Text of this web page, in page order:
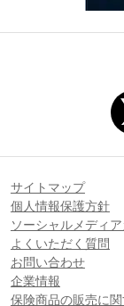
サイトマップ
個人情報保護方針
ソーシャルメディ
よくいただく質問
お問い合わせ
企業情報
保険商品の販売に